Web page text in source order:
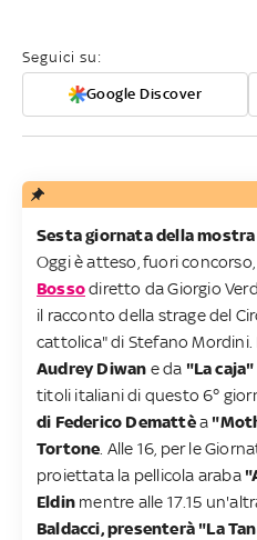
Seguici su:
Google Discover
Sesta giornata della mostra
Oggi è atteso, fuori concorso,
Bossodiretto da Giorgio
il racconto della strage del
cattolica" di Stefano Mordini.
Audrey Diwan e da "La caja"
titoli italiani di questo 6°
di Federico Demattèa
Tortone . Alle 16, per le
proiettata la pellicola araba
Eldin mentre alle 17.15
Baldacci, presenterà "La